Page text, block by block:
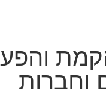
וחברות